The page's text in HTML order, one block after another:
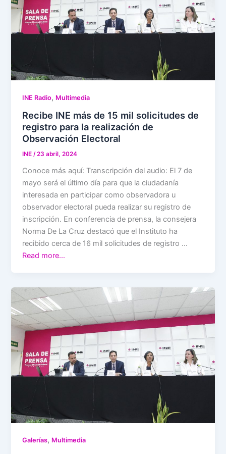
INE Radio, Multimedia
Recibe INE más de 15 mil solicitudes de
registro para la realización de
Observación Electoral
INE/23 abril, 2024
Conoce más aquí: Transcripción del audio: El 7 de
mayo será el último día para que la ciudadanía
interesada en participar como observadora u
observador electoral pueda realizar su registro de
inscripción. En conferencia de prensa, la consejera
Norma De La Cruz destacó que el Instituto ha
recibido cerca de 16 mil solicitudes de registro …
Read more…
Galerías, Multimedia